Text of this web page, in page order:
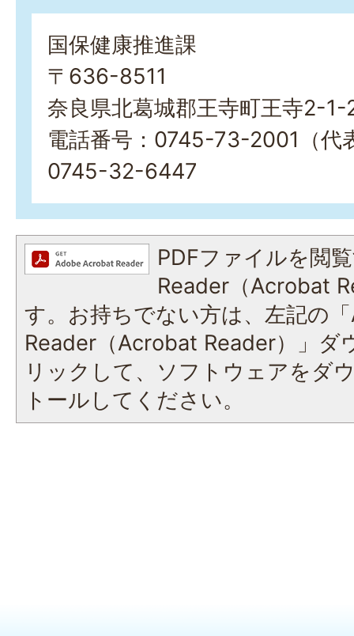
国保健康推進課
〒636-8511
奈良県北葛城郡王寺町王寺2-
電話番号：0745-73-2001（
0745-32-6447
PDFファイルを閲
Reader（Acrobat
す。お持ちでない方は、左記の
Reader（Acrobat Reader）」ダ
リックして、ソフトウェアをダ
トールしてください。